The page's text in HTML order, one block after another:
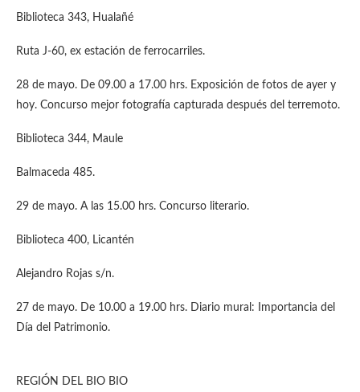
Biblioteca 343, Hualañé
Ruta J-60, ex estación de ferrocarriles.
28 de mayo. De 09.00 a 17.00 hrs. Exposición de fotos de ayer y
hoy. Concurso mejor fotografía capturada después del terremoto.
Biblioteca 344, Maule
Balmaceda 485.
29 de mayo. A las 15.00 hrs. Concurso literario.
Biblioteca 400, Licantén
Alejandro Rojas s/n.
27 de mayo. De 10.00 a 19.00 hrs. Diario mural: Importancia del
Día del Patrimonio.
REGIÓN DEL BIO BIO